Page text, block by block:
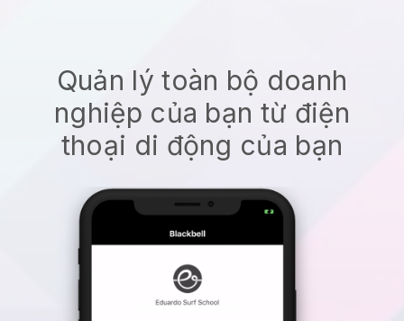
Quản lý toàn bộ doanh
nghiệp của bạn từ điện
thoại di động của bạn